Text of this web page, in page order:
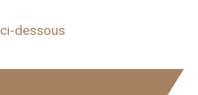
dessous